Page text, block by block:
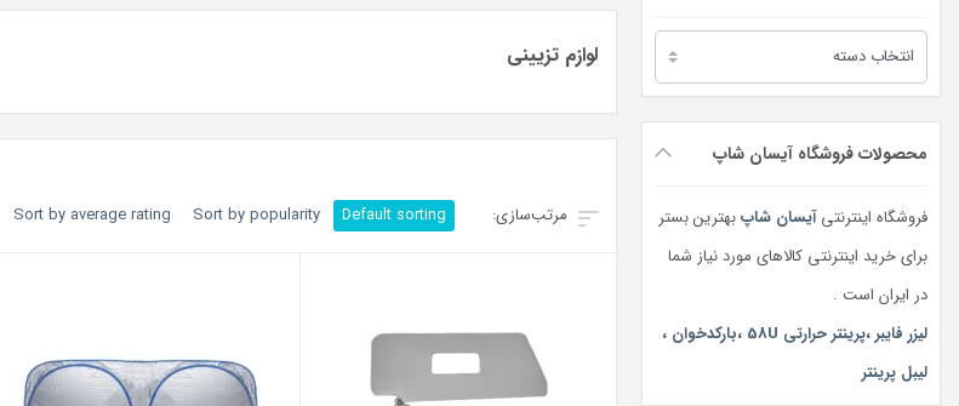
دسته‌ها
محصولات فروشگاه آیسان شاپ
فروشگاه اینترنتیآیسان شاپبهترین بستر
برای خرید اینترنتی کالاهای مورد نیاز شما
در ایران است .
لیزر فایبر،پرینتر حرارتی 58U ،بارکدخوان ،
لیبل پرینتر
لوازم تزیینی
Default sorting
Sort by popularity
Sort by average rating